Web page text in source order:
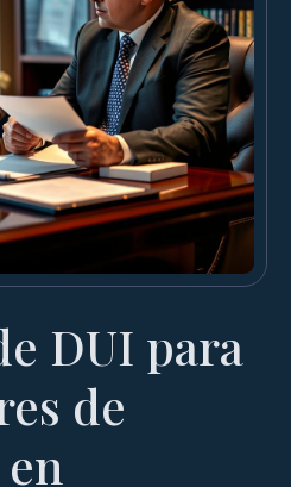
DUI para
de